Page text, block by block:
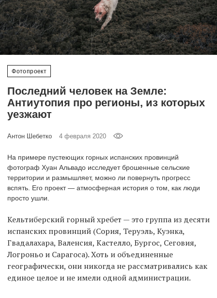
EN
UA
Фотопроект
Последний человек на Земле:
Антиутопия про регионы, из которых
уезжают
Антон Шебетко 4 февраля 2020
На примере пустеющих горных испанских провинций
фотограф Хуан Альвадо исследует брошенные сельские
территории и размышляет, можно ли повернуть прогресс
вспять. Его проект — атмосферная история о том, как люди
просто ушли.
Кельтиберский горный хребет — это группа из десяти
испанских провинций (Сория, Теруэль, Куэнка,
Гвадалахара, Валенсия, Кастелло, Бургос, Сеговия,
Логроньо и Сарагоса). Хоть и объединенные
географически, они никогда не рассматривались как
единое целое и не имели одной администрации.